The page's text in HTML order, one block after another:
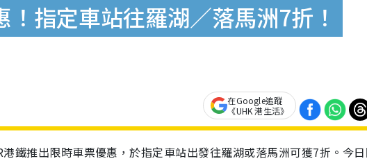
指定車站往羅湖／落馬洲7折！
在Google追蹤
《UHK 港生活》
鐵推出限時車票優惠，於指定車站出發往羅湖或落馬洲可獲7折。今